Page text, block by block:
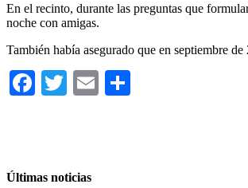
En el recinto, durante las preguntas que
noche con amigas.
También había asegurado que en septiembre
Facebook
TwitterEmail
Últimas noticias